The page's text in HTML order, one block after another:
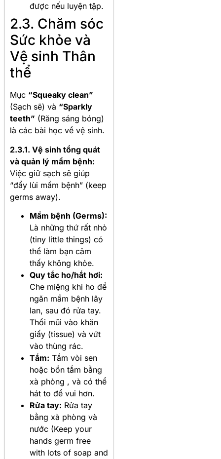
được nếu luyện tập.
2.3. Chăm sóc
Sức khỏe và
Vệ sinh Thân
thể
Mục “Squeaky clean”
(Sạch sẽ) và “Sparkly
teeth” (Răng sáng bóng)
là các bài học về vệ sinh.
2.3.1. Vệ sinh tổng quát
và quản lý mầm bệnh:
Việc giữ sạch sẽ giúp
“đẩy lùi mầm bệnh” (keep
germs away).
Mầm bệnh (Germs):
Là những thứ rất nhỏ
(tiny little things) có
thể làm bạn cảm
thấy không khỏe.
Quy tắc ho/hắt hơi:
Che miệng khi ho để
ngăn mầm bệnh lây
lan, sau đó rửa tay.
Thổi mũi vào khăn
giấy (tissue) và vứt
vào thùng rác.
Tắm: Tắm vòi sen
hoặc bồn tắm bằng
xà phòng , và có thể
hát to để vui hơn.
Rửa tay: Rửa tay
bằng xà phòng và
nước (Keep your
hands germ free
with lots of soap and